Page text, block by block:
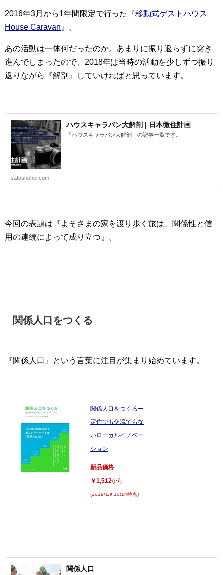
2016年3月から1年間限定で行った『 移動式ゲストハウス
House Caravan』。
あの活動は一体何だったのか。あまりに振り返らずに突き
進んでしまったので、2018年は当時の活動を少しずつ振り
返りながら『解剖』していければと思っています。
ハウスキャラバン大解剖 | 日本微住計画
「ハウスキャラバン大解剖」の記事一覧です。
satoshohei.com
今回の表題は『よそさまの家を渡り歩く旅は、関係性と信
用の連続によって成り立つ』。
関係人口をつくる
『関係人口』という言葉に注目が集まり始めています。
関係人口をつくるー
定住でも交流でもな
いローカルイノベー
ション
新品価格
￥1,512から
(2019/1/9 10:14時点)
関係人口